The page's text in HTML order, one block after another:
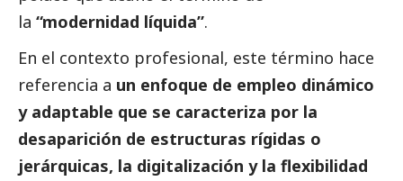
la “modernidad líquida”.
En el contexto profesional, este término hace
referencia a un enfoque de empleo dinámico
y adaptable que se caracteriza por la
desaparición de estructuras rígidas o
jerárquicas, la digitalización y la flexibilidad